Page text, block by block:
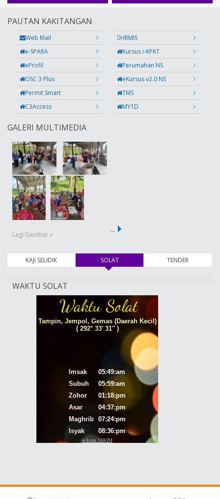
PAUTAN KAKITANGAN
Web Mail
HRMIS
e-SPARA
Kursus i-KPKT
eProfil
Perumahan NS
OSC 3 Plus
eKursus v2.0 NS
Permit Smart
TMS
C3Access
MY1D
GALERI MULTIMEDIA
Lagi Gambar »
…
KAJI SELIDIK SOLAT(tab aktif) TENDER
WAKTU SOLAT